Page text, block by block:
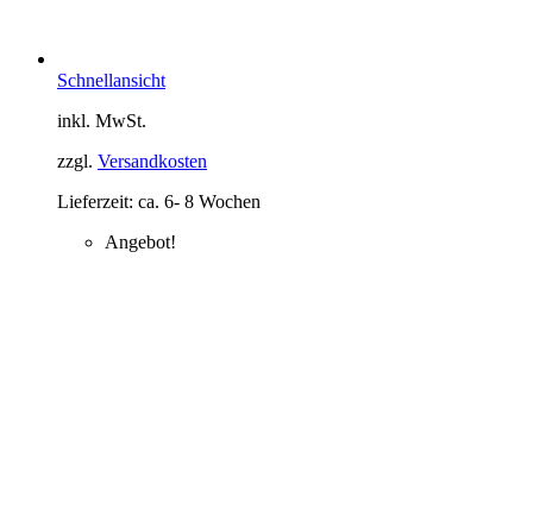
Schnellansicht
inkl. MwSt.
zzgl. Versandkosten
Lieferzeit: ca. 6- 8 Wochen
Angebot!